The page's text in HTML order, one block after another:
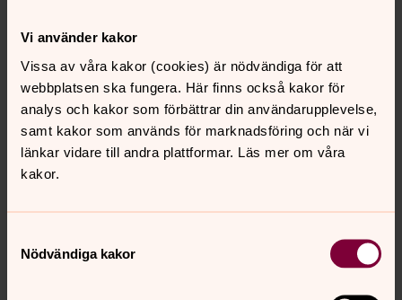
Vi använder kakor
Vissa av våra kakor (cookies) är nödvändiga för att
webbplatsen ska fungera. Här finns också kakor för
analys och kakor som förbättrar din användarupplevelse,
samt kakor som används för marknadsföring och när vi
länkar vidare till andra plattformar. Läs mer om våra
kakor.
Nödvändiga kakor
Telefon: 018-355001
Telefontid: 09.30-15.00
Besökstid: 09.30-15.00
Lunchstängt: 12.00-13.00
Bg: 5243-1624